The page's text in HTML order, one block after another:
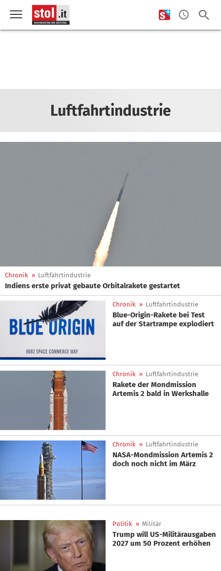
Luftfahrtindustrie
Chronik » Luftfahrtindustrie
Indiens erste privat gebaute Orbitalrakete gestartet
Chronik » Luftfahrtindustrie
Blue-Origin-Rakete bei Test
auf der Startrampe explodiert
Chronik » Luftfahrtindustrie
Rakete der Mondmission
Artemis 2 bald in Werkshalle
Chronik » Luftfahrtindustrie
NASA-Mondmission Artemis 2
doch noch nicht im März
Politik » Militär
Trump will US-Militärausgaben
2027 um 50 Prozent erhöhen